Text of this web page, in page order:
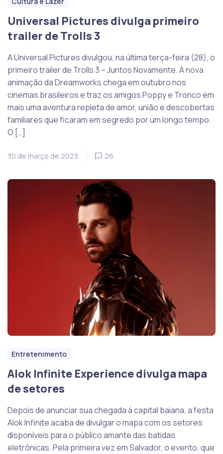
Universal Pictures divulga primeiro
trailer de Trolls 3
A Universal Pictures divulgou, na última terça-feira (28), o
primeiro trailer de Trolls 3 – Juntos Novamente. A nova
animação da Dreamworks chega em outubro nos
cinemas brasileiros e traz os amigos Poppy e Tronco em
mais uma aventura repleta de amor, união e descobertas
familiares que ficaram em segredo por um longo tempo.
O […]
30 de março de 2023 26
Entretenimento
Alok Infinite Experience divulga mapa
de setores
Depois de anunciar sua chegada à capital baiana, a festa
Alok Infinite acaba de divulgar o mapa com os setores
disponíveis para o público amante das batidas
eletrônicas. Pela primeira vez em Salvador, o evento, que